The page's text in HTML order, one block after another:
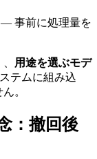
— 事前に処理量を
用途を選ぶモデ
テムに組み込
。
：撤回後